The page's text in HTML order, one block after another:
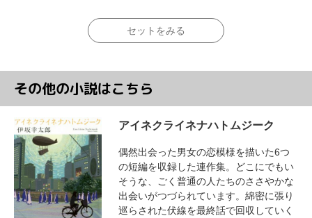
セットをみる
その他の小説はこちら
アイネクライネナハトムジーク
偶然出会った男女の恋模様を描いた6つ
の短編を収録した連作集。どこにでもい
そうな、ごく普通の人たちのささやかな
出会いがつづられています。綿密に張り
巡らされた伏線を最終話で回収していく